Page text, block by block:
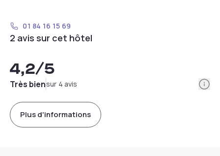
01 84 16 15 69
2 avis sur cet hôtel
4,2/5
Très biensur 4 avis
Plus d'informations